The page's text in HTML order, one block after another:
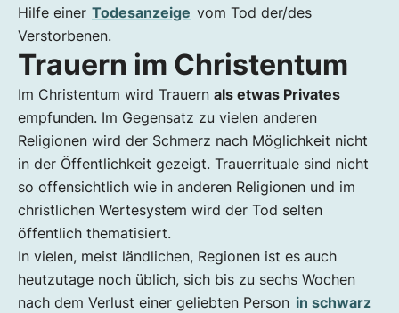
Hilfe einer Todesanzeige vom Tod der/des
Verstorbenen.
Trauern im Christentum
Im Christentum wird Trauern als etwas Privates
empfunden. Im Gegensatz zu vielen anderen
Religionen wird der Schmerz nach Möglichkeit nicht
in der Öffentlichkeit gezeigt. Trauerrituale sind nicht
so offensichtlich wie in anderen Religionen und im
christlichen Wertesystem wird der Tod selten
öffentlich thematisiert.
In vielen, meist ländlichen, Regionen ist es auch
heutzutage noch üblich, sich bis zu sechs Wochen
nach dem Verlust einer geliebten Person in schwarz